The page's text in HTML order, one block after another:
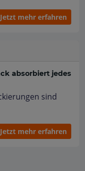
Jetzt mehr erfahren
absorbiert jedes
sind
Jetzt mehr erfahren